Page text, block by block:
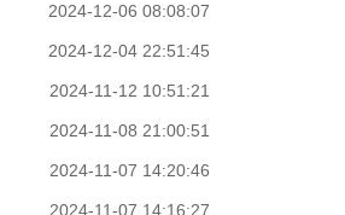
2024-12-06 08:08:07
2024-12-04 22:51:45
2024-11-12 10:51:21
2024-11-08 21:00:51
2024-11-07 14:20:46
2024-11-07 14:16:27